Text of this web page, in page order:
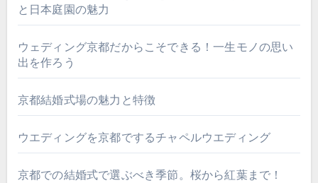
と日本庭園の魅力
ウェディング京都だからこそできる！一生モノの思い
出を作ろう
京都結婚式場の魅力と特徴
ウエディングを京都でするチャペルウエディング
京都での結婚式で選ぶべき季節。桜から紅葉まで！